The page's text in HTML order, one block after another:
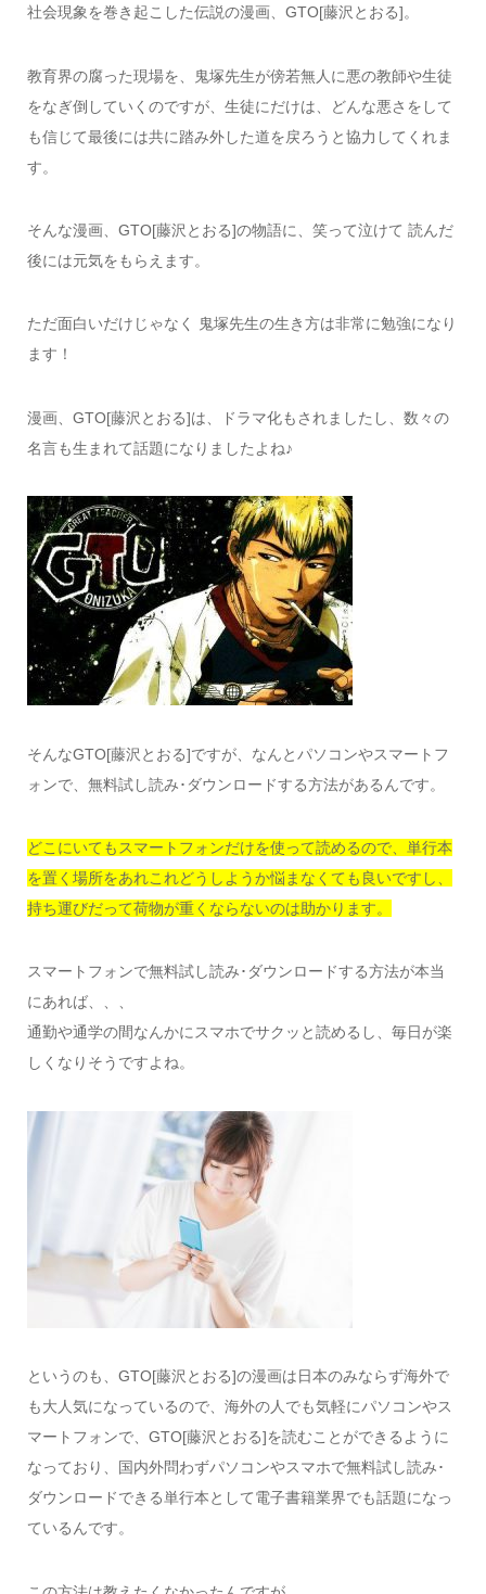
社会現象を巻き起こした伝説の漫画、GTO[藤沢とおる]。
教育界の腐った現場を、鬼塚先生が傍若無人に悪の教師や生徒
をなぎ倒していくのですが、生徒にだけは、どんな悪さをして
も信じて最後には共に踏み外した道を戻ろうと協力してくれま
す。
そんな漫画、GTO[藤沢とおる]の物語に、笑って泣けて 読んだ
後には元気をもらえます。
ただ面白いだけじゃなく 鬼塚先生の生き方は非常に勉強になり
ます！
漫画、GTO[藤沢とおる]は、ドラマ化もされましたし、数々の
名言も生まれて話題になりましたよね♪
そんなGTO[藤沢とおる]ですが、なんとパソコンやスマートフ
ォンで、無料試し読み･ダウンロードする方法があるんです。
どこにいてもスマートフォンだけを使って読めるので、単行本
を置く場所をあれこれどうしようか悩まなくても良いですし、
持ち運びだって荷物が重くならないのは助かります。
スマートフォンで無料試し読み･ダウンロードする方法が本当
にあれば、、、
通勤や通学の間なんかにスマホでサクッと読めるし、毎日が楽
しくなりそうですよね。
というのも、GTO[藤沢とおる]の漫画は日本のみならず海外で
も大人気になっているので、海外の人でも気軽にパソコンやス
マートフォンで、GTO[藤沢とおる]を読むことができるように
なっており、国内外問わずパソコンやスマホで無料試し読み･
ダウンロードできる単行本として電子書籍業界でも話題になっ
ているんです。